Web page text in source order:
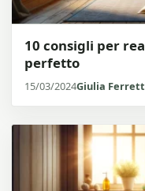
10 consigli per
perfetto
15/03/2024Giulia